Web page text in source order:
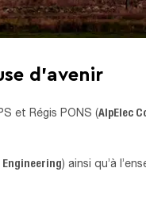
d’avenir
et Régis PONS (AlpElec
Engineering) ainsi qu’à